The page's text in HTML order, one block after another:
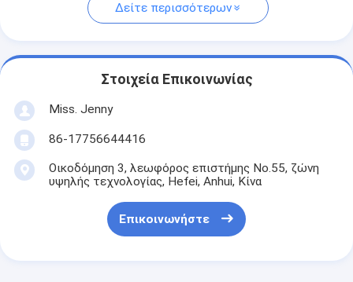
Δείτε περισσότερων
Στοιχεία Επικοινωνίας
Miss. Jenny
86-17756644416
Οικοδόμηση 3, λεωφόρος επιστήμης No.55, ζώνη
υψηλής τεχνολογίας, Hefei, Anhui, Κίνα
Επικοινωνήστε